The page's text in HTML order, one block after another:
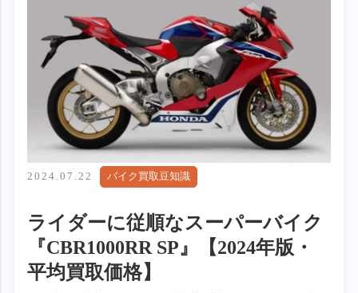
2024.07.22 バイク買取豆知識
ライダーに従順なスーパーバイク
『CBR1000RR SP』【2024年版・
平均買取価格】